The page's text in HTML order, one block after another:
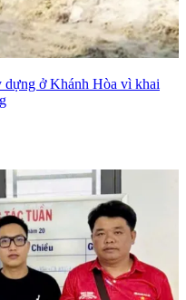
dựng ở Khánh Hòa vì khai